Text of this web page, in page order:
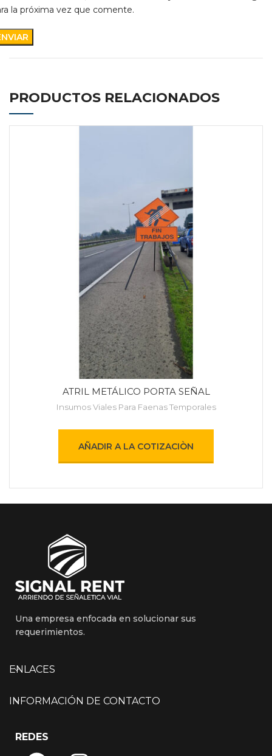
la próxima vez que comente.
PRODUCTOS RELACIONADOS
ATRIL METÁLICO PORTA SEÑAL
Insumos Viales Para Faenas Temporales
AÑADIR A LA COTIZACIÒN
Una empresa enfocada en solucionar sus
requerimientos.
ENLACES
INFORMACIÓN DE CONTACTO
REDES